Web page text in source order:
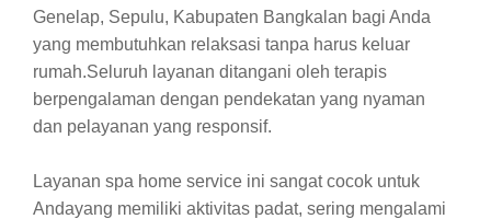
Genelap, Sepulu, Kabupaten Bangkalan bagi Anda
yang membutuhkan relaksasi tanpa harus keluar
rumah.Seluruh layanan ditangani oleh terapis
berpengalaman dengan pendekatan yang nyaman
dan pelayanan yang responsif.
Layanan spa home service ini sangat cocok untuk
Andayang memiliki aktivitas padat, sering mengalami